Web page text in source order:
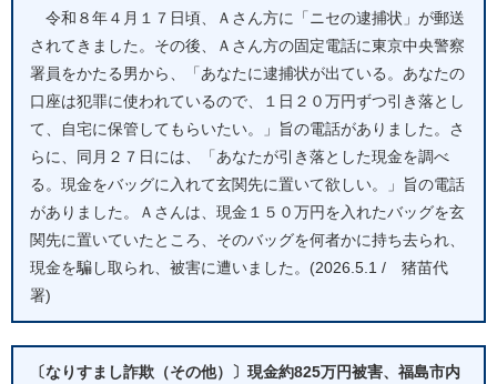
令和８年４月１７日頃、Ａさん方に「ニセの逮捕状」が郵送
されてきました。その後、Ａさん方の固定電話に東京中央警察
署員をかたる男から、「あなたに逮捕状が出ている。あなたの
口座は犯罪に使われているので、１日２０万円ずつ引き落とし
て、自宅に保管してもらいたい。」旨の電話がありました。さ
らに、同月２７日には、「あなたが引き落とした現金を調べ
る。現金をバッグに入れて玄関先に置いて欲しい。」旨の電話
がありました。Ａさんは、現金１５０万円を入れたバッグを玄
関先に置いていたところ、そのバッグを何者かに持ち去られ、
現金を騙し取られ、被害に遭いました。(2026.5.1 / 猪苗代
署)
〔なりすまし詐欺（その他）〕現金約825万円被害、福島市内